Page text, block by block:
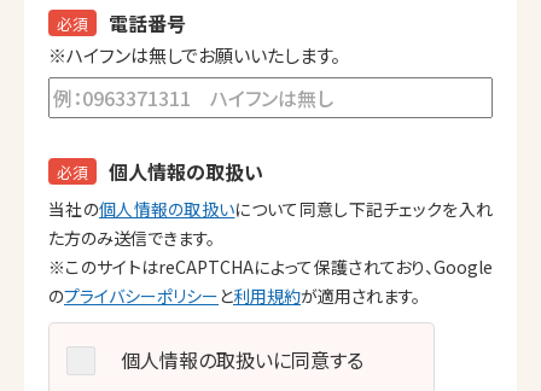
電話番号
必須
※ハイフンは無しでお願いいたします。
個人情報の取扱い
必須
当社の個人情報の取扱いについて同意し下記チェックを入れ
た方のみ送信できます。
※このサイトはreCAPTCHAによって保護されており、Google
のプライバシーポリシーと利用規約が適用されます。
個人情報の取扱いに同意する